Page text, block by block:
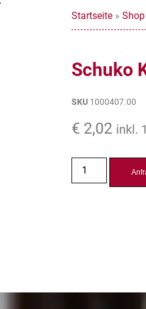
Startseite » Shop
Schuko
SKU 1000407.00
€ 2,02 inkl.